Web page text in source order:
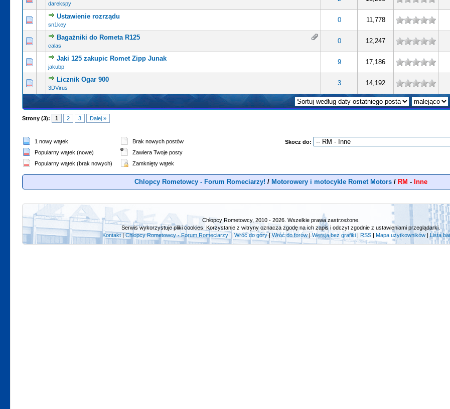
darekspy
Ustawienie rozrządu
sn1key
0 11,778
0 głosów - średnia ocena: 0 na 5 gwiazdek
Bagażniki do Rometa R125
calas
0 12,247
0 głosów - średnia ocena: 0 na 5 gwiazdek
Jaki 125 zakupic Romet Zipp Junak
jakubp
9 17,186
0 głosów - średnia ocena: 0 na 5 gwiazdek
12345
Licznik Ogar 900
3DVirus
3 14,192
0 głosów - średnia ocena: 0 na 5 gwiazdek
Strony (3): 1 2 3 Dalej »
1 nowy wątek
Popularny wątek (nowe)
Popularny wątek (brak nowych)
Brak nowych postów
Zawiera Twoje posty
Zamknięty wątek
Skocz do:
Chlopcy Rometowcy - Forum Romeciarzy! / Motorowery i motocykle Romet Motors / RM - Inne
Chłopcy Rometowcy, 2010 - 2026. Wszelkie prawa zastrzeżone.
Serwis wykorzystuje pliki cookies. Korzystanie z witryny oznacza zgodę na ich zapis i odczyt zgodnie z ustawieniami przeglądarki.
Kontakt|Chlopcy Rometowcy - Forum Romeciarzy! |Wróć do góry|Wróć do forów|Wersja bez grafiki RSS Mapa użytkowników |Lista